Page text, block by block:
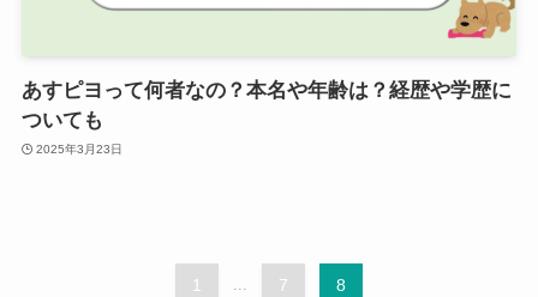
あすピヨって何者なの？本名や年齢は？経歴や学歴に
ついても
2025年3月23日
1 ... 7 8